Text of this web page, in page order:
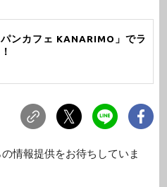
ンカフェ KANARIMO」でラ
情報提供をお待ちしていま